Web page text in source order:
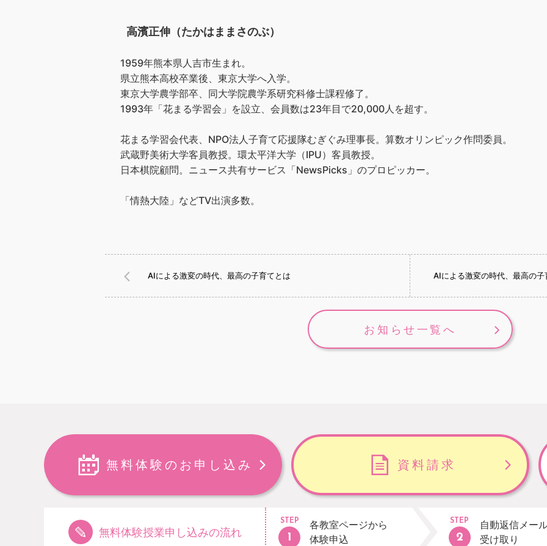
高濱正伸（たかはままさのぶ）
1959年熊本県人吉市生まれ。
県立熊本高校卒業後、東京大学へ入学。
東京大学農学部卒、同大学院農学系研究科修士課程修了。
1993年「花まる学習会」を設立、会員数は23年目で20,000人を超す。
花まる学習会代表、NPO法人子育て応援隊むぎぐみ理事長。算数オリンピック作問委員。
武蔵野美術大学客員教授。環太平洋大学（IPU）客員教授。
日本棋院顧問。ニュース共有サービス「NewsPicks」のプロピッカー。
「情熱大陸」などTV出演多数。
AIによる激変の時代、最高の子育てとは AIによる激変の時代、最高の子
お知らせ一覧へ
無料体験のお申し込み 資料請求
無料体験授業申し込みの流れ
STEP
各教室ページから
体験申込
STEP
自動返信メー
受け取り